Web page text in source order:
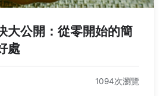
大公開：從零開始的簡
處
1094次瀏覽